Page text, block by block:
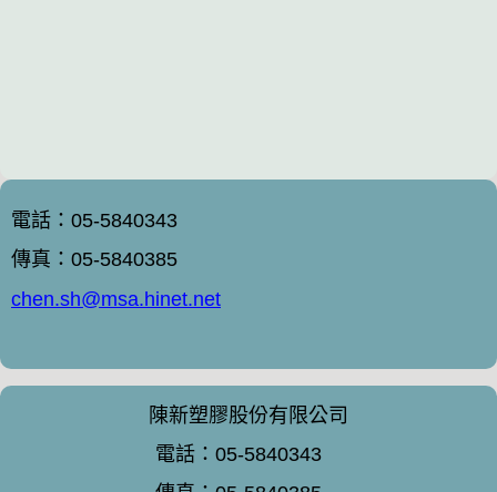
電話：05-5840343
傳真：05-5840385
chen.sh@msa.hinet.net
陳新塑膠股份有限公司
電話：05-5840343